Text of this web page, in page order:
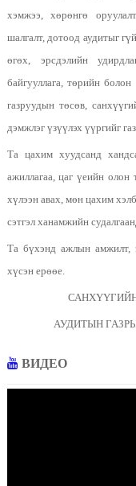
хэмжээ, хөрөнгө
шалгалт, дотоод аудитыг
өгөх, эрсдэлийн
байгууллага, төрийн
газруудын төсөв,
дэмжлэг үзүүлэх үүргийг
Та цахим хуудсанд
ажиллагаа, цаг үеийн олон
хүлээн авах, мөн цахим
сэтгэл ханамжийн
Та бүхэнд ажлын амжилт,
хүсэн ерөөе.
АУДИТЫН
ВИДЕО